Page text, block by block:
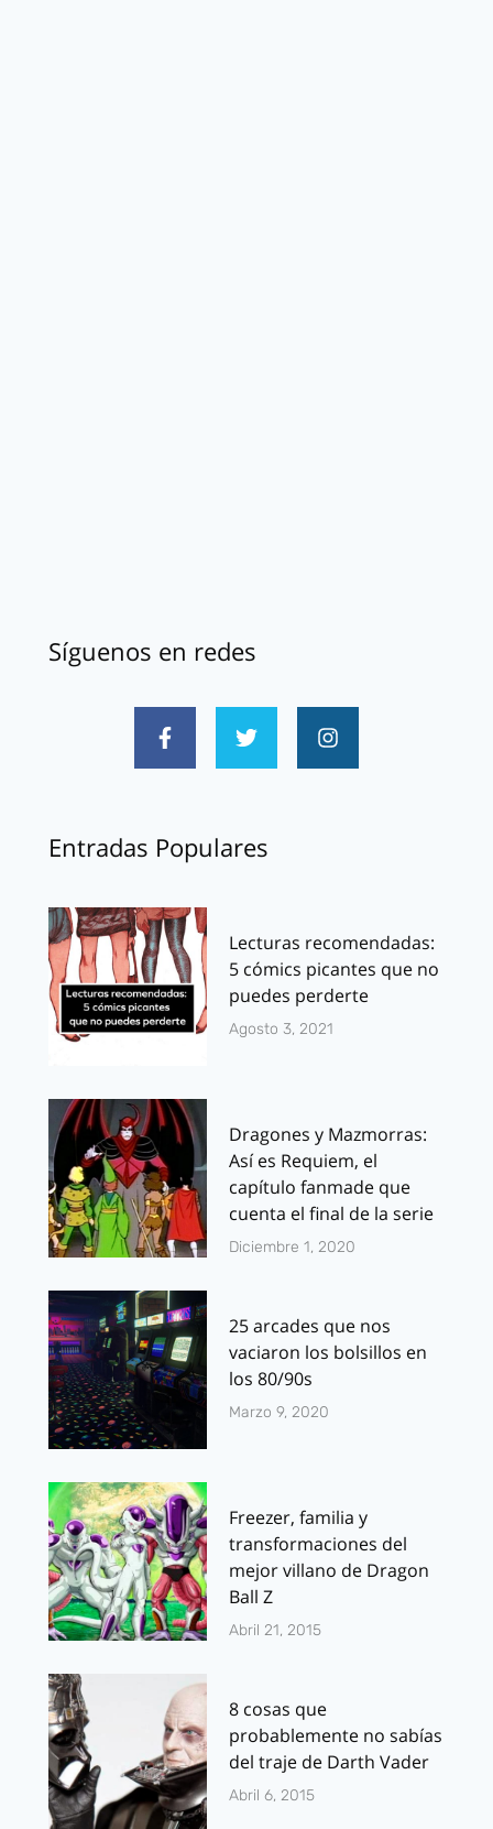
Síguenos en redes
Entradas Populares
Lecturas recomendadas:
5 cómics picantes que no
puedes perderte
Agosto 3, 2021
Dragones y Mazmorras:
Así es Requiem, el
capítulo fanmade que
cuenta el final de la serie
Diciembre 1, 2020
25 arcades que nos
vaciaron los bolsillos en
los 80/90s
Marzo 9, 2020
Freezer, familia y
transformaciones del
mejor villano de Dragon
Ball Z
Abril 21, 2015
8 cosas que
probablemente no sabías
del traje de Darth Vader
Abril 6, 2015